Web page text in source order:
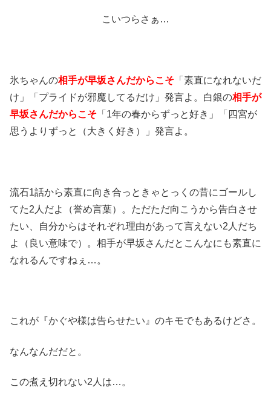
こいつらさぁ…
氷ちゃんの相手が早坂さんだからこそ 「素直になれないだ
け」「プライドが邪魔してるだけ」発言よ。白銀の相手が
早坂さんだからこそ 「1年の春からずっと好き」「四宮が
思うよりずっと（大きく好き）」発言よ。
流石1話から素直に向き合っときゃとっくの昔にゴールし
てた2人だよ（誉め言葉）。ただただ向こうから告白させ
たい、自分からはそれぞれ理由があって言えない2人だち
よ（良い意味で）。相手が早坂さんだとこんなにも素直に
なれるんですねぇ…。
これが『かぐや様は告らせたい』のキモでもあるけどさ。
なんなんだだと。
この煮え切れない2人は…。